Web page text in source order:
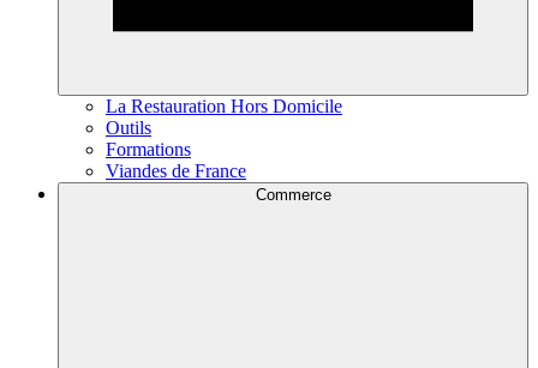
La Restauration Hors Domicile
Outils
Formations
Viandes de France
Commerce